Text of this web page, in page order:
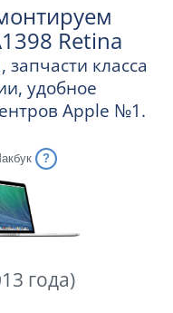
Retina
запчасти класса
удобное
Apple №1.
года)